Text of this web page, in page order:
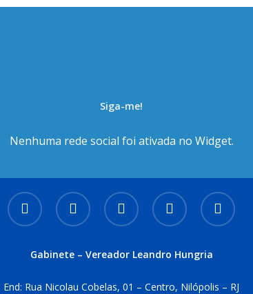
Siga-me!
Nenhuma rede social foi ativada no Widget.
facebook instagram whatsapp tiktok email
Gabinete – Vereador Leandro Hungria
End: Rua Nicolau Cobelas, 01 – Centro, Nilópolis – RJ